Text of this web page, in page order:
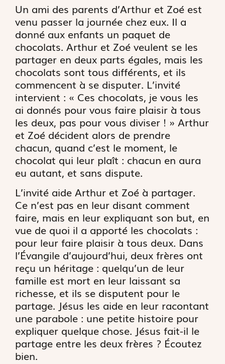
Un ami des parents d’Arthur et Zoé est
venu passer la journée chez eux. Il a
donné aux enfants un paquet de
chocolats. Arthur et Zoé veulent se les
partager en deux parts égales, mais les
chocolats sont tous différents, et ils
commencent à se disputer. L’invité
intervient : « Ces chocolats, je vous les
ai donnés pour vous faire plaisir à tous
les deux, pas pour vous diviser ! » Arthur
et Zoé décident alors de prendre
chacun, quand c’est le moment, le
chocolat qui leur plaît : chacun en aura
eu autant, et sans dispute.
L’invité aide Arthur et Zoé à partager.
Ce n’est pas en leur disant comment
faire, mais en leur expliquant son but, en
vue de quoi il a apporté les chocolats :
pour leur faire plaisir à tous deux. Dans
l’Évangile d’aujourd’hui, deux frères ont
reçu un héritage : quelqu’un de leur
famille est mort en leur laissant sa
richesse, et ils se disputent pour le
partage. Jésus les aide en leur racontant
une parabole : une petite histoire pour
expliquer quelque chose. Jésus fait-il le
partage entre les deux frères ? Écoutez
bien.